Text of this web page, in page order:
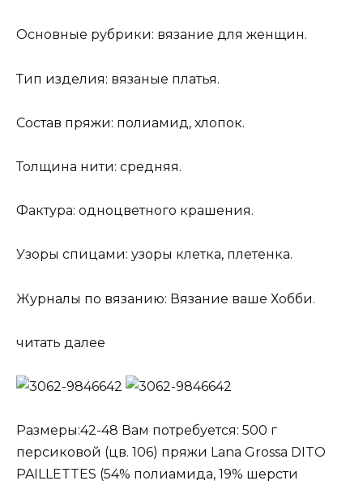
Основные рубрики: вязание для женщин.
Тип изделия: вязаные платья.
Состав пряжи: полиамид, хлопок.
Толщина нити: средняя.
Фактура: одноцветного крашения.
Узоры спицами: узоры клетка, плетенка.
Журналы по вязанию: Вязание ваше Хобби.
читать далее
Размеры:42-48 Вам потребуется: 500 г
персиковой (цв. 106) пряжи Lana Grossa DITO
PAILLETTES (54% полиамида, 19% шерсти